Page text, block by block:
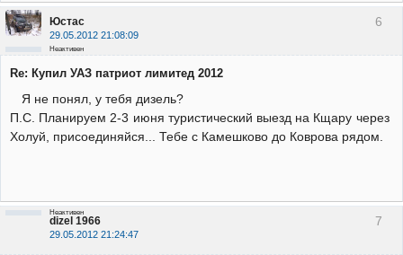
6
Юстас
29.05.2012 21:08:09
Неактивен
Re: Купил УАЗ патриот лимитед 2012
Я не понял, у тебя дизель?
П.С. Планируем 2-3 июня туристический выезд на Кщару через
Холуй, присоединяйся... Тебе с Камешково до Коврова рядом.
7
dizel 1966
29.05.2012 21:24:47
Неактивен